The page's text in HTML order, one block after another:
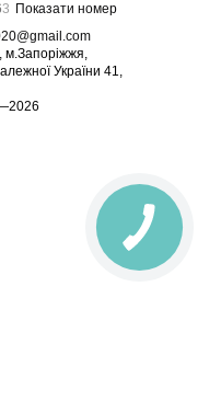
3 Показати номер
м.Запоріжжя,
України 41,